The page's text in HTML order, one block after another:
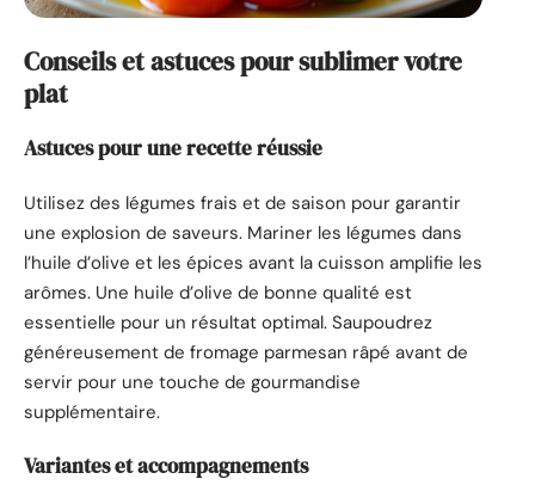
Conseils et astuces pour sublimer votre
plat
Astuces pour une recette réussie
Utilisez des légumes frais et de saison pour garantir
une explosion de saveurs. Mariner les légumes dans
l’huile d’olive et les épices avant la cuisson amplifie les
arômes. Une huile d’olive de bonne qualité est
essentielle pour un résultat optimal. Saupoudrez
généreusement de fromage parmesan râpé avant de
servir pour une touche de gourmandise
supplémentaire.
Variantes et accompagnements